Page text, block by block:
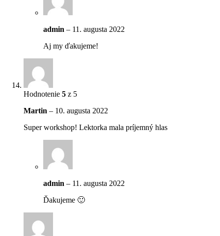
admin – 11. augusta 2022
Aj my ďakujeme!
Hodnotenie 5 z 5
Martin – 10. augusta 2022
Super workshop! Lektorka mala príjemný hlas
admin – 11. augusta 2022
Ďakujeme 🙂